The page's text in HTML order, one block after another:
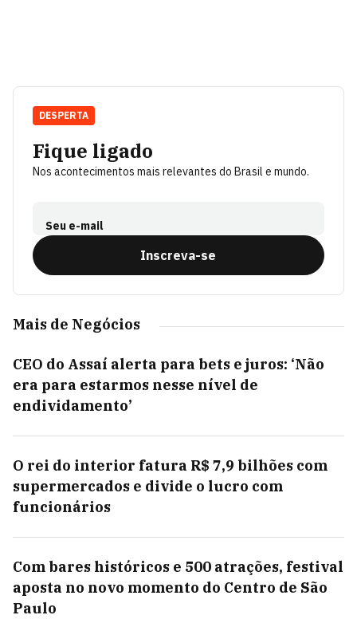
Fique ligado
Nos acontecimentos mais relevantes do Brasil e mundo.
Seu e-mail
Inscreva-se
DESPERTA
Mais de Negócios
CEO do Assaí alerta para bets e juros: ‘Não
era para estarmos nesse nível de
endividamento’
O rei do interior fatura R$ 7,9 bilhões com
supermercados e divide o lucro com
funcionários
Com bares históricos e 500 atrações, festival
aposta no novo momento do Centro de São
Paulo